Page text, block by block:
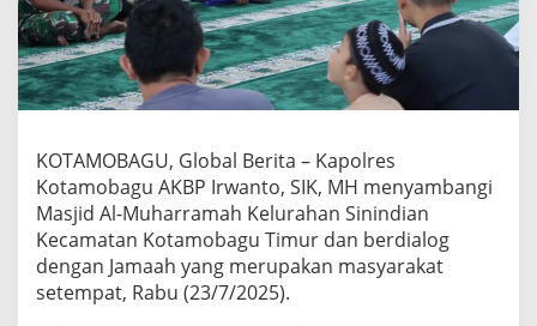
r
a
m
a
h
n
n
i
a
KOTAMOBAGU, Global Berita – Kapolres
Kotamobagu AKBP Irwanto, SIK, MH menyambangi
Masjid Al-Muharramah Kelurahan Sinindian
Kecamatan Kotamobagu Timur dan berdialog
dengan Jamaah yang merupakan masyarakat
setempat, Rabu (23/7/2025).